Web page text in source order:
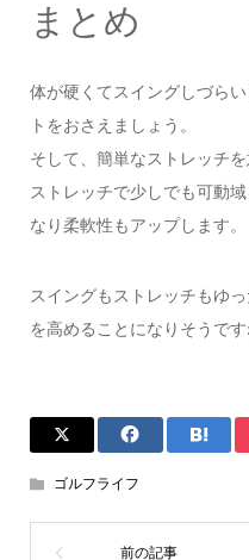
まとめ
体が硬くてスイングしづら
トをおさえましょう。
そして、簡単なストレッチ
ストレッチで少しでも可動
なり柔軟性もアップします。
スイングもストレッチもゆ
を高めることになりそうです
ゴルフライフ